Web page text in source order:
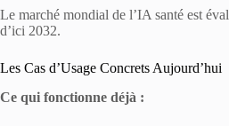
Le marché mondial de l’IA santé est
d’ici 2032.
Les Cas d’Usage Concrets Aujourd’hui
Ce qui fonctionne déjà :